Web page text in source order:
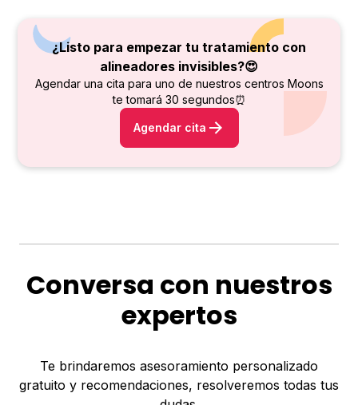
¿Listo para empezar tu tratamiento con
alineadores invisibles?😍
Agendar una cita para uno de nuestros centros Moons
te tomará 30 segundos⏰
Agendar cita
Conversa con nuestros
expertos
Te brindaremos asesoramiento personalizado
gratuito y recomendaciones, resolveremos todas tus